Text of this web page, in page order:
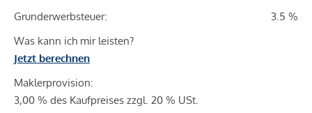
Grunderwerbsteuer:
3.5 %
Was kann ich mir leisten?
Jetzt berechnen
Maklerprovision:
3,00 % des Kaufpreises zzgl. 20 % USt.